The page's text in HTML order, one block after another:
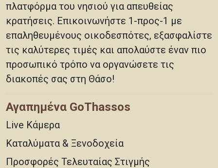
πλατφόρμα του νησιού για απευθείας
κρατήσεις. Επικοινωνήστε 1-προς-1 με
επαληθευμένους οικοδεσπότες, εξασφαλίστε
τις καλύτερες τιμές και απολαύστε έναν πιο
προσωπικό τρόπο να οργανώσετε τις
διακοπές σας στη Θάσο!
Αγαπημένα GoThassos
Live Κάμερα
Καταλύματα & Ξενοδοχεία
Προσφορές Τελευταίας Στιγμής